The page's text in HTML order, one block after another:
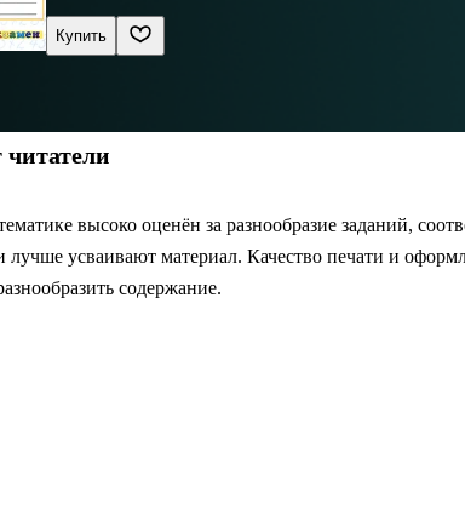
Купить
читатели
высоко оценён за разнообразие заданий,
лучше усваивают материал. Качество печати и
содержание.